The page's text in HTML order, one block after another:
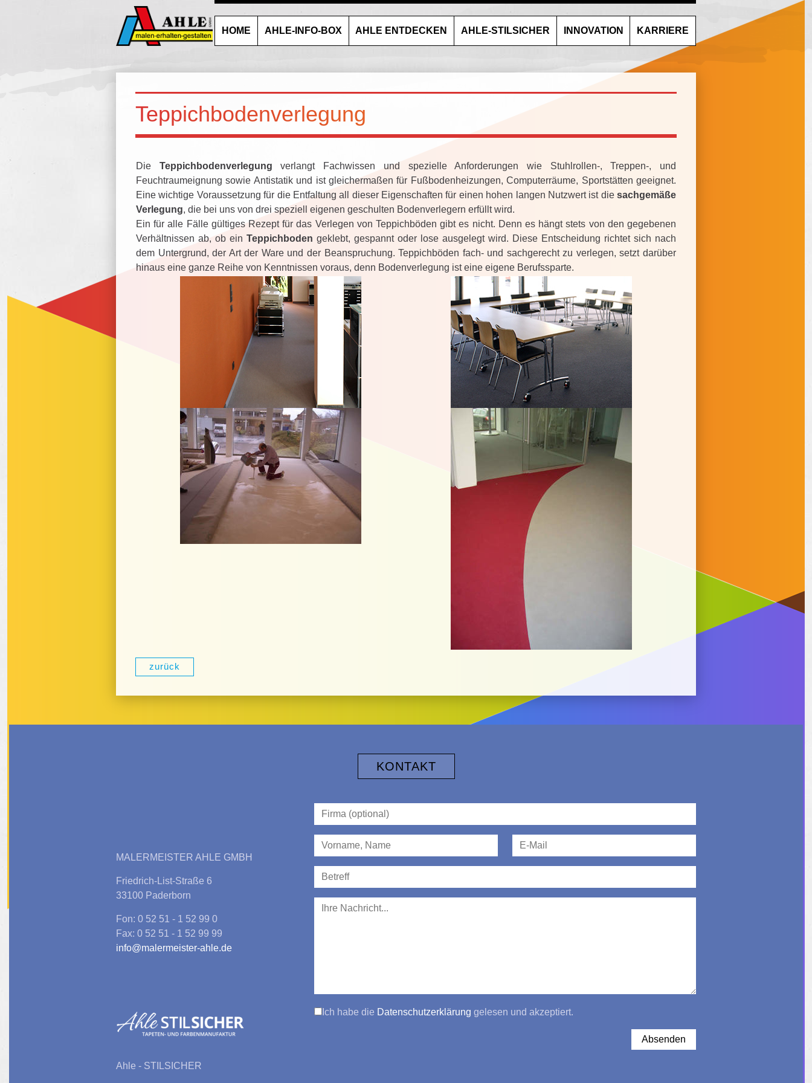
HOME AHLE-INFO-BOX AHLE ENTDECKEN AHLE-STILSICHER INNOVATION KARRIERE
Teppichbodenverlegung
Die Teppichbodenverlegung verlangt Fachwissen und spezielle Anforderungen wie Stuhlrollen-, Treppen-, und
Feuchtraumeignung sowie Antistatik und ist gleichermaßen für Fußbodenheizungen, Computerräume, Sportstätten geeignet.
Eine wichtige Voraussetzung für die Entfaltung all dieser Eigenschaften für einen hohen langen Nutzwert ist die sachgemäße
Verlegung, die bei uns von drei speziell eigenen geschulten Bodenverlegern erfüllt wird.
Ein für alle Fälle gültiges Rezept für das Verlegen von Teppichböden gibt es nicht. Denn es hängt stets von den gegebenen
Verhältnissen ab, ob ein Teppichboden geklebt, gespannt oder lose ausgelegt wird. Diese Entscheidung richtet sich nach
dem Untergrund, der Art der Ware und der Beanspruchung. Teppichböden fach- und sachgerecht zu verlegen, setzt darüber
hinaus eine ganze Reihe von Kenntnissen voraus, denn Bodenverlegung ist eine eigene Berufssparte.
zurück
KONTAKT
MALERMEISTER AHLE GMBH
Friedrich-List-Straße 6
33100 Paderborn
Fon: 0 52 51 - 1 52 99 0
Fax: 0 52 51 - 1 52 99 99
info@malermeister-ahle.de
Ahle - STILSICHER
Ich habe die Datenschutzerklärung gelesen und akzeptiert.
Absenden